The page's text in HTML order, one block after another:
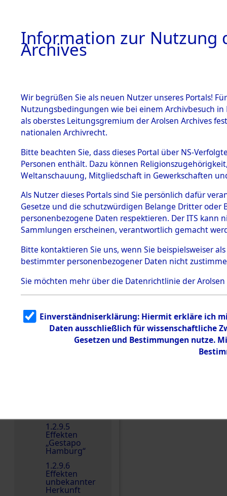
BESTÄNDE
1.
Inhaftierungsdoku
mente
1.2.9 Beim ITS
Effekten
1.2.9.1
Effekten aus
dem KZ
Dachau
1.2.9.2
Effekten aus
dem KZ
Bayerisches
1.2.9.3
Effekten aus
dem KZ
Neuengamm
1.2.9.5
Effekten
„Gestapo
Hamburg“
1.2.9.6
Effekten
unbekannter
Herkunft
0001
Einen Kommentar
Information zur Nutzung
Archives
Wir begrüßen Sie als neuen Nutzer unseres Portals!
Nutzungsbedingungen wie bei einem Archivbesuch
als oberstes Leitungsgremium der Arolsen Archives
nationalen Archivrecht.
Bitte beachten Sie, dass dieses Portal über NS-
Personen enthält. Dazu können
Weltanschauung, Mitgliedschaft in Gewerkschaften
Als Nutzer dieses Portals sind Sie persönlich dafür
Gesetze und die schutzwürdigen Belange Dritter
personenbezogene Daten respektieren. Der ITS
Sammlungen erscheinen, verantwortlich gemacht
Bitte kontaktieren Sie uns, wenn Sie beispielsweiser
bestimmter personenbezogener Daten nicht
Sie möchten mehr über die Datenrichtlinie der Arolsen
Einverständniserklärung: Hiermit erkläre ich
Daten ausschließlich für wissenschaftliche
Gesetzen und Bestimmungen nutze.